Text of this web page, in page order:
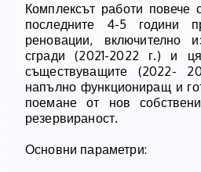
Комплексът работи повече
последните 4-5 години
реновации, включително
сгради (2021-2022 г.) и
съществуващите (2022-
напълно функциониращ и
поемане от нов
резервираност.
Основни параметри: